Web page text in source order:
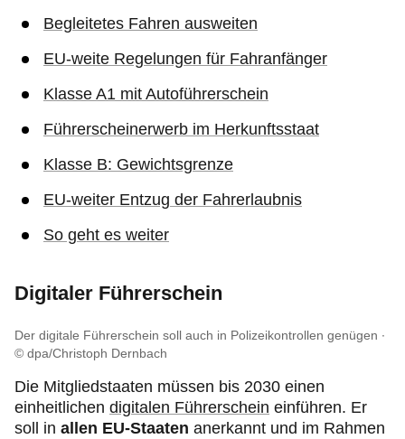
Begleitetes Fahren ausweiten
EU-weite Regelungen für Fahranfänger
Klasse A1 mit Autoführerschein
Führerscheinerwerb im Herkunftsstaat
Klasse B: Gewichtsgrenze
EU-weiter Entzug der Fahrerlaubnis
So geht es weiter
Digitaler Führerschein
Der digitale Führerschein soll auch in Polizeikontrollen genügen
© dpa/Christoph Dernbach
Die Mitgliedstaaten müssen bis 2030 einen
einheitlichen digitalen Führerschein einführen. Er
soll in allen EU-Staaten anerkannt und im Rahmen